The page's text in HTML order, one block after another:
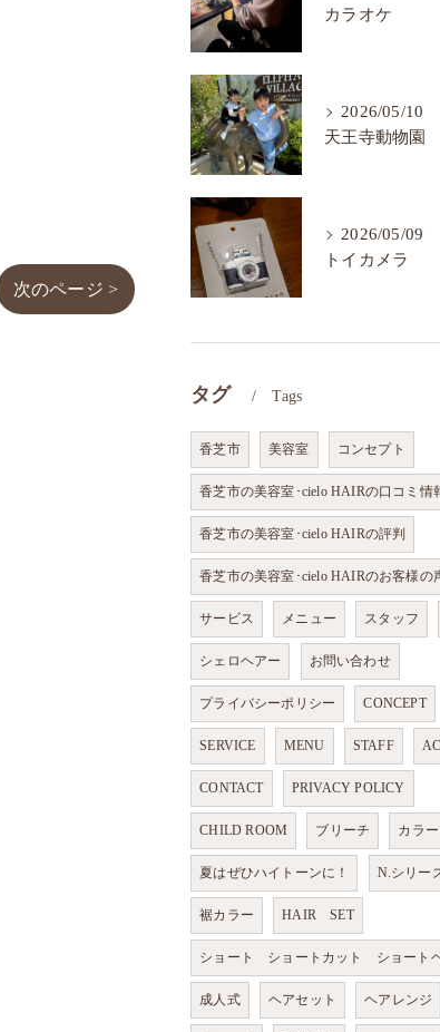
次のページ >
カラオケ
2026/05/10
天王寺動物園
2026/05/09
トイカメラ
タグ Tags
香芝市 美容室 コンセプト
香芝市の美容室･cielo HAIRの口コミ情
香芝市の美容室･cielo HAIRの評判
香芝市の美容室･cielo HAIRのお客様の
サービス メニュー スタッフ
シェロヘアー お問い合わせ
プライバシーポリシー CONCEPT
SERVICE MENU STAFF
CONTACT PRIVACY POLICY
CHILD ROOM ブリーチ カラー
夏はぜひハイトーンに！ N.シリー
裾カラー HAIR SET
ショート ショートカット ショート
成人式 ヘアセット ヘアレンジ